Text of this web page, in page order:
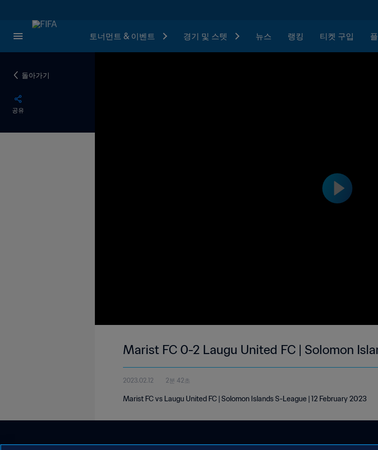
토너먼트 & 이벤트 경기 및 스텟 뉴스 랭킹 티켓 구입
돌아가기
공유
Marist FC 0-2 Laugu United FC | Solomon
2023.02.12 2분 42초
Marist FC vs Laugu United FC | Solomon Islands S-League | 12 February 2023